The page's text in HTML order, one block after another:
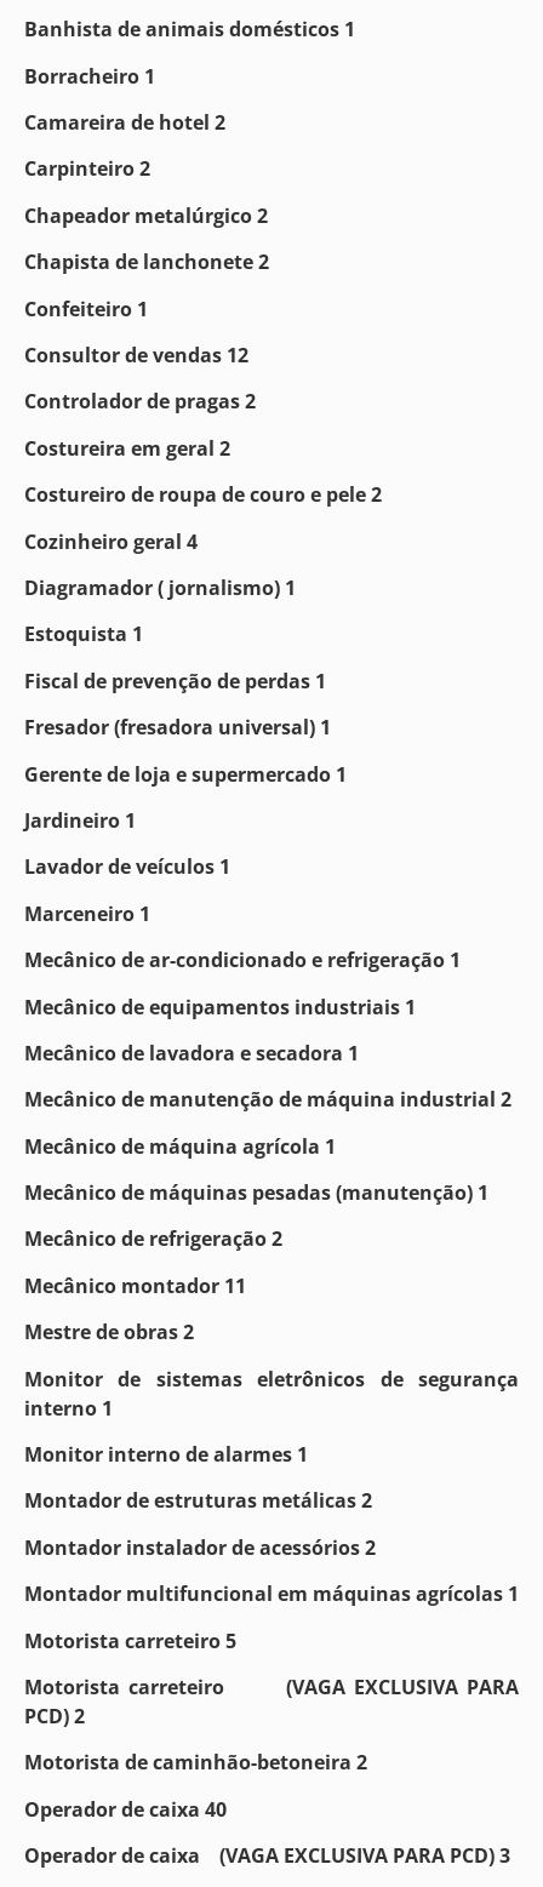
Banhista de animais domésticos 1
Borracheiro 1
Camareira de hotel 2
Carpinteiro 2
Chapeador metalúrgico 2
Chapista de lanchonete 2
Confeiteiro 1
Consultor de vendas 12
Controlador de pragas 2
Costureira em geral 2
Costureiro de roupa de couro e pele 2
Cozinheiro geral 4
Diagramador ( jornalismo) 1
Estoquista 1
Fiscal de prevenção de perdas 1
Fresador (fresadora universal) 1
Gerente de loja e supermercado 1
Jardineiro 1
Lavador de veículos 1
Marceneiro 1
Mecânico de ar-condicionado e refrigeração 1
Mecânico de equipamentos industriais 1
Mecânico de lavadora e secadora 1
Mecânico de manutenção de máquina industrial 2
Mecânico de máquina agrícola 1
Mecânico de máquinas pesadas (manutenção) 1
Mecânico de refrigeração 2
Mecânico montador 11
Mestre de obras 2
Monitor de sistemas eletrônicos de segurança
interno 1
Monitor interno de alarmes 1
Montador de estruturas metálicas 2
Montador instalador de acessórios 2
Montador multifuncional em máquinas agrícolas 1
Motorista carreteiro 5
Motorista carreteiro (VAGA EXCLUSIVA PARA
PCD) 2
Motorista de caminhão-betoneira 2
Operador de caixa 40
Operador de caixa (VAGA EXCLUSIVA PARA PCD) 3